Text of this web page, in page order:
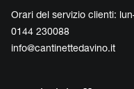
Orari del servizio clienti:
0144 230088
info@cantinettedavino.it